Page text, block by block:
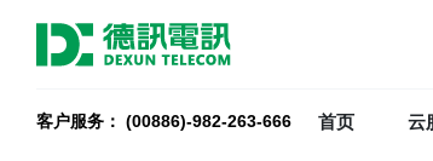
客户服务： (00886)-982-263-666 首页 云